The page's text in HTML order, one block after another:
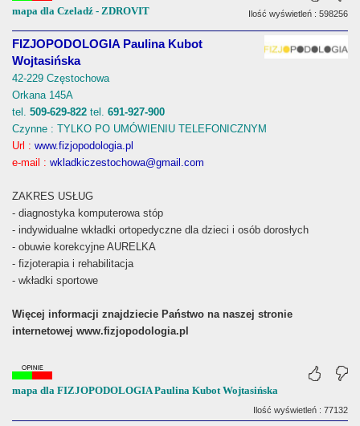
mapa dla Czeladź - ZDROVIT Ilość wyświetleń : 598256
FIZJOPODOLOGIA Paulina Kubot
Wojtasińska
42-229 Częstochowa
Orkana 145A
tel. 509-629-822 tel. 691-927-900
Czynne : TYLKO PO UMÓWIENIU TELEFONICZNYM
Url : www.fizjopodologia.pl
e-mail : wkladkiczestochowa@gmail.com
ZAKRES USŁUG
- diagnostyka komputerowa stóp
- indywidualne wkładki ortopedyczne dla dzieci i osób dorosłych
- obuwie korekcyjne AURELKA
- fizjoterapia i rehabilitacja
- wkładki sportowe
Więcej informacji znajdziecie Państwo na naszej stronie
internetowej www.fizjopodologia.pl
mapa dla FIZJOPODOLOGIA Paulina Kubot Wojtasińska
Ilość wyświetleń : 77132